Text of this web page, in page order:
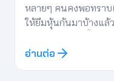
หลายๆ คนคงพอทราบ
ให้ยืมหุ้นกันมาบ้างแล้
ก่อนให้ยืมหุ้น
อ่านต่อ